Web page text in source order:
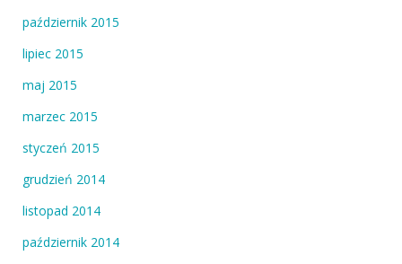
październik 2015
lipiec 2015
maj 2015
marzec 2015
styczeń 2015
grudzień 2014
listopad 2014
październik 2014